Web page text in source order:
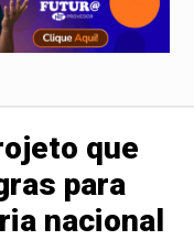
que
para
nacional